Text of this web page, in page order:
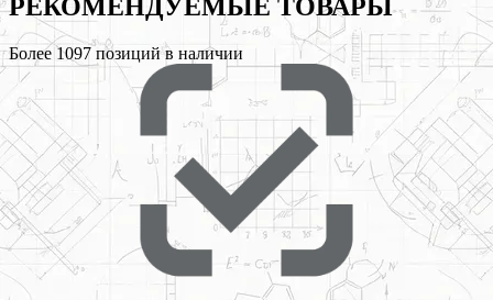
РЕКОМЕНДУЕМЫЕ ТОВАРЫ
Более 1097 позиций в наличии